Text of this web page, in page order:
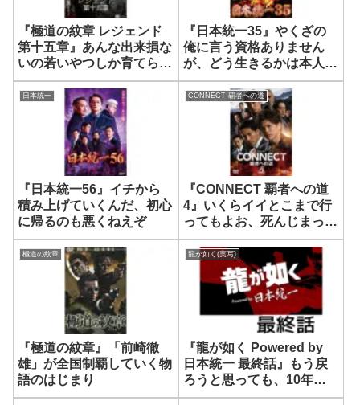
『極道の紋章 レジェンド
第十五章』あんな出来損な
いの若いやつしか育てられ
なかったのはわしの力不足
じゃ
『日本統一35』やくざの
俺に言う資格ありません
が、どう生きるかは本人の
責任です
日本統一
『日本統一56』イチから
積み上げていくんだ、初心
に帰るのも悪くねえぞ
CONNECT 覇者への道
『CONNECT 覇者への道
4』いくらイイとこまで行
ってもよお、死んじまった
らそこで終わりだ。何も残
らねえ
極道の紋章
『極道の紋章』「前崎徹
雄」が全国制覇していく物
語のはじまり
龍が如く(実写)
『龍が如く Powered by
日本統一 最終話』もう戻
ろうと思っても、10年前
に戻ることはできねえ。だ